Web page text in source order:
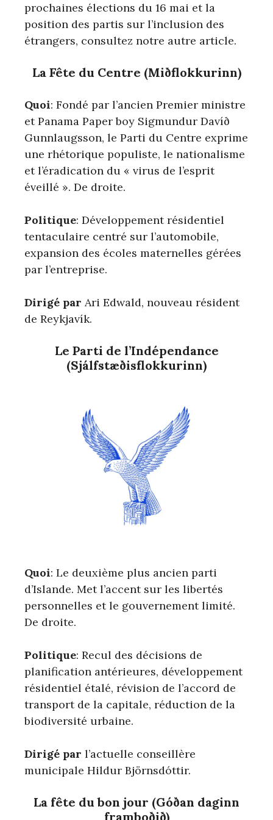
prochaines élections du 16 mai et la
position des partis sur l’inclusion des
étrangers, consultez notre autre article.
La Fête du Centre (Miðflokkurinn)
Quoi: Fondé par l’ancien Premier ministre
et Panama Paper boy Sigmundur Davíð
Gunnlaugsson, le Parti du Centre exprime
une rhétorique populiste, le nationalisme
et l’éradication du « virus de l’esprit
éveillé ». De droite.
Politique: Développement résidentiel
tentaculaire centré sur l’automobile,
expansion des écoles maternelles gérées
par l’entreprise.
Dirigé par Ari Edwald, nouveau résident
de Reykjavík.
Le Parti de l’Indépendance
(Sjálfstæðisflokkurinn)
Quoi: Le deuxième plus ancien parti
d’Islande. Met l’accent sur les libertés
personnelles et le gouvernement limité.
De droite.
Politique: Recul des décisions de
planification antérieures, développement
résidentiel étalé, révision de l’accord de
transport de la capitale, réduction de la
biodiversité urbaine.
Dirigé par l’actuelle conseillère
municipale Hildur Björnsdóttir.
La fête du bon jour (Góðan daginn
framboðið)